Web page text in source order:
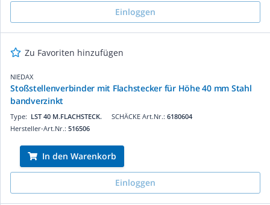
Einloggen
Zu Favoriten hinzufügen
NIEDAX
Stoßstellenverbinder mit Flachstecker für Höhe 40 mm Stahl
bandverzinkt
SCHÄCKE Art.Nr.: 6180604
Type: LST 40 M.FLACHSTECK.
Hersteller-Art.Nr.: 516506
In den Warenkorb
Einloggen